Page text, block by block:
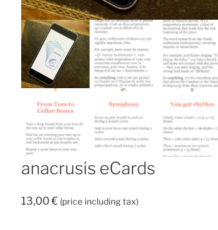
anacrusis eCards
13,00€ (price including tax)